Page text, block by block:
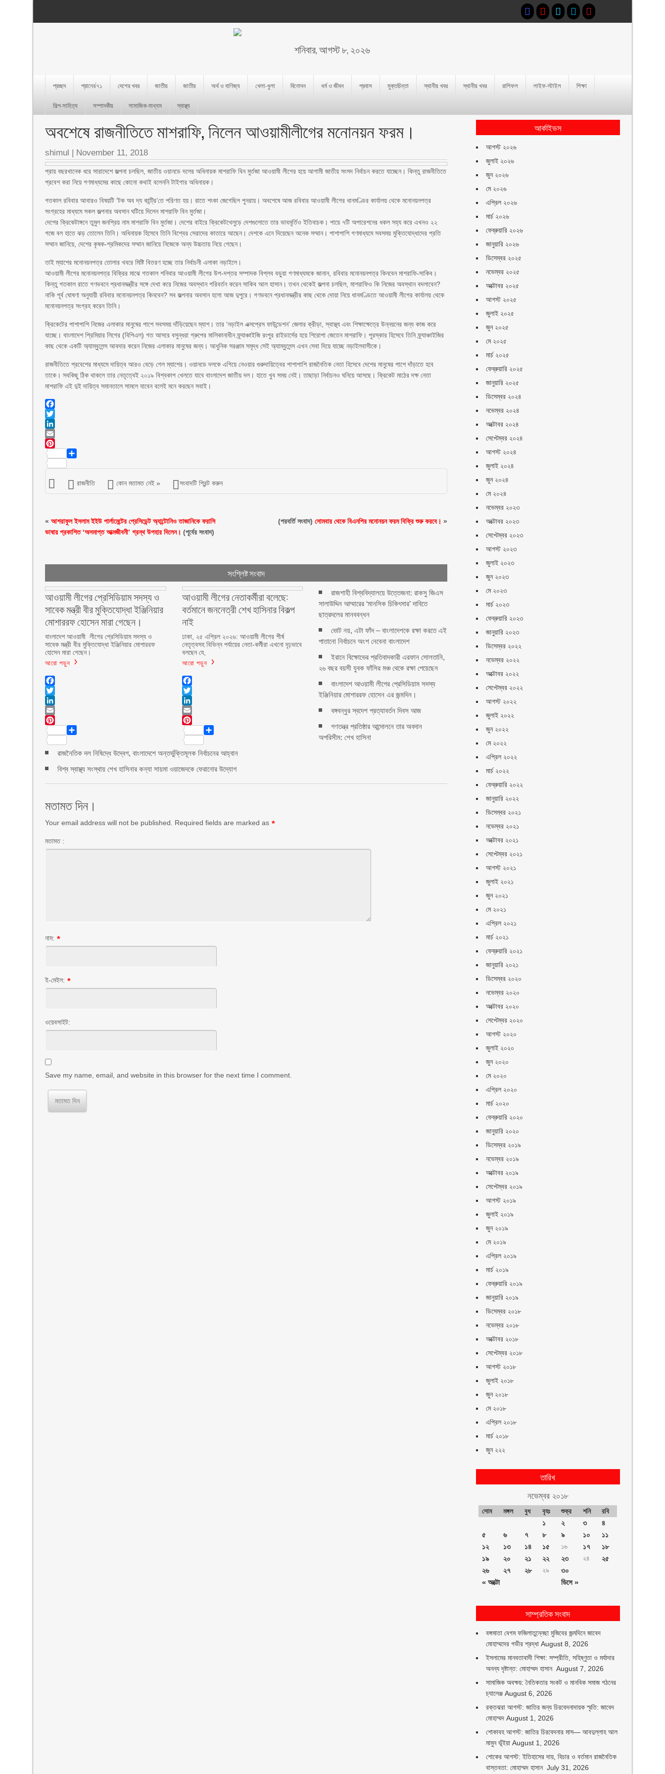
শনিবার, আগস্ট ৮, ২০২৬
প্রচ্ছদ প্রানের’৭১ দেশের খবর জাতীয় জাতীয় অর্থ ও বাণিজ্য খেলা-ধুলা বিনোদন ধর্ম ও জীবন প্রবাস মুক্তচিন্তা স্থানীয় খবর স্থানীয় খবর রাশিফল লাইফ-স্টাইল
শিক্ষা
শিল্প-সাহিত্য
সম্পাদকীয় সামাজিক-মাধ্যম স্বাস্থ্য
অবশেষে রাজনীতিতে মাশরাফি, নিলেন আওয়ামীলীগের মনোনয়ন ফরম।
shimul | November 11, 2018
প্রায় বছরখানেক ধরে সারাদেশে জল্পনা চলছিল, জাতীয় ওয়ানডে দলের অধিনায়ক মাশরাফি বিন মুর্তজা আওয়ামী লীগের হয়ে আগামী জাতীয় সংসদ নির্বাচন করতে যাচ্ছেন। কিন্তু রাজনীতিতে
প্রবেশ করা নিয়ে গণমাধ্যমের কাছে কোনো কথাই বলেননি টাইগার অধিনায়ক।
গতকাল রবিবার আবারও বিষয়টি ‘টক অব দ্য কান্ট্রি’তে পরিণত হয়। রাতে শংকা জেগেছিল পুনরায়। অবশেষে আজ রবিবার আওয়ামী লীগের ধানমণ্ডির কার্যালয় থেকে মনোনয়নপত্র
সংগ্রহের মাধ্যমে সকল জল্পনার অবসান ঘটিয়ে দিলেন মাশরাফি বিন মুর্তজা।
দেশের ক্রিকেটাঙ্গনে তুমুল জনপ্রিয় নাম মাশরাফি বিন মুর্তজা। দেশের বাইরে ক্রিকেটখেলুড়ে দেশগুলোতে তার ভাবমূর্তিও ইতিবাচক। পায়ে ৭টি অপারেশনের ধকল সহ্য করে এখনও ২২
গজে বল হাতে ঝড় তোলেন তিনি। অধিনায়ক হিসেবে তিনি বিশ্বের সেরাদের কাতারে আছেন। দেশকে এনে দিয়েছেন অনেক সম্মান। পাশাপাশি গণমাধ্যমে সবসময় মুক্তিযোদ্ধাদের প্রতি
সম্মান জানিয়ে, দেশের কৃষক-শ্রমিকদের সম্মান জানিয়ে নিজেকে অন্য উচ্চতায় নিয়ে গেছেন।
তাই ম্যাশের মনোনয়নপত্র তোলার খবরে মিষ্টি বিতরণ হচ্ছে তার নির্বাচনী এলাকা নড়াইলে।
আওয়ামী লীগের মনোনয়নপত্র বিক্রির মাঝে গতকাল শনিবার আওয়ামী লীগের উপ-দপ্তর সম্পাদক বিপ্লব বড়ুয়া গণমাধ্যমকে জানান, রবিবার মনোনয়নপত্র কিনবেন মাশরাফি-সাকিব।
কিন্তু গতকাল রাতে গণভবনে প্রধানমন্ত্রীর সঙ্গে দেখা করে নিজের অবস্থান পরিবর্তন করেন সাকিব আল হাসান। তখন থেকেই জল্পনা চলছিল, মাশরাফিও কি নিজের অবস্থান বদলাবেন?
নাকি পূর্ব ঘোষণা অনুযায়ী রবিবার মনোনয়নপত্র কিনবেন? সব জল্পনার অবসান হলো আজ দুপুরে। গণভবনে প্রধানমন্ত্রীর কাছ থেকে দোয়া নিয়ে ধানমণ্ডিতে আওয়ামী লীগের কার্যালয় থেকে
মনোনয়নপত্র সংগ্রহ করেন তিনি।
ক্রিকেটের পাশাপাশি নিজের এলাকার মানুষের পাশে সবসময় দাঁড়িয়েছেন ম্যাশ। তার ‘নড়াইল এক্সপ্রেস ফাউন্ডেশন’ জেলার ক্রীড়া, স্বাস্থ্য এবং শিক্ষাক্ষেত্রে উন্নয়নের জন্য কাজ করে
যাচ্ছে। বাংলাদেশ প্রিমিয়ার লিগের (বিপিএল) গত আসরে বসুন্ধরা গ্রুপের মালিকানাধীন ফ্র্যাঞ্চাইজি রংপুর রাইডার্সের হয়ে শিরোপা জেতেন মাশরাফি। পুরস্কার হিসেবে তিনি ফ্র্যাঞ্চাইজির
কাছ থেকে একটি অ্যাম্বুলেন্স আবদার করেন নিজের এলাকার মানুষের জন্য। আধুনিক সরঞ্জাম সমৃদ্ধ সেই অ্যাম্বুলেন্স এখন সেবা দিয়ে যাচ্ছে নড়াইলবাসীকে।
রাজনীতিতে প্রবেশের মাধ্যমে দায়িত্ব আরও বেড়ে গেল ম্যাশের। ওয়ানডে দলকে এগিয়ে নেওয়ার গুরুদায়িত্বের পাশাপাশি রাজনৈতিক নেতা হিসেবে দেশের মানুষের পাশে দাঁড়াতে হবে
তাকে। সবকিছু ঠিক থাকলে তার নেতৃত্বেই ২০১৯ বিশ্বকাপ খেলতে যাবে বাংলাদেশ জাতীয় দল। হাতে খুব সময় নেই। তাছাড়া নির্বাচনও ঘনিয়ে আসছে। ক্রিকেট মাঠের দক্ষ নেতা
মাশরাফি এই দুই দায়িত্ব সমানতালে সামলে যাবেন বলেই মনে করছেন সবাই।
Facebook
Twitter
LinkedIn
Email
Pinterest
রাজনীতি কোন মতামত নেই » সংবাদটি প্রিন্ট করুন
«আশরাফুল ইসলাম ইইউ পার্লামেন্টের প্রেসিডেন্ট অ্যান্টোনিও তাজানিকে ফরাসি
ভাষায় প্রকাশিত ‘অসমাপ্ত আত্মজীবনী’ গ্রন্থ উপহার দিলেন। (পূর্বের সংবাদ)
(পরবর্তি সংবাদ)সোমবার থেকে বিএনপির মনোনয়ন ফরম বিক্রি শুরু করবে। »
সংশ্লিষ্ট সংবাদ
আওয়ামী লীগের প্রেসিডিয়াম সদস্য ও
সাবেক মন্ত্রী বীর মুক্তিযোদ্ধা ইঞ্জিনিয়ার
মোশাররফ হোসেন মারা গেছেন।
বাংলাদেশ আওয়ামী লীগের প্রেসিডিয়াম সদস্য ও
সাবেক মন্ত্রী বীর মুক্তিযোদ্ধা ইঞ্জিনিয়ার মোশাররফ
হোসেন মারা গেছেন।
আরো পড়ুন
Facebook
Twitter
LinkedIn
Email
Pinterest
আওয়ামী লীগের নেতাকর্মীরা বলেছে:
বর্তমানে জননেত্রী শেখ হাসিনার বিকল্প
নাই
ঢাকা, ২৫ এপ্রিল ২০২৬: আওয়ামী লীগের শীর্ষ
নেতৃত্বসহ বিভিন্ন পর্যায়ের নেতা-কর্মীরা এখনো দৃঢ়ভাবে
বলছেন যে,
আরো পড়ুন
Facebook
Twitter
LinkedIn
Email
Pinterest
রাজশাহী বিশ্ববিদ্যালয়ে উত্তেজনা: রাকসু জিএস
সালাউদ্দিন আম্মারের ‘মানসিক চিকিৎসার’ দাবিতে
ছাত্রদলের মানববন্ধন
ভোট নয়, এটা ফাঁদ – বাংলাদেশকে রক্ষা করতে এই
পাতানো নির্বাচনে অংশ নেবেনা বাংলাদেশ
ইরানে বিক্ষোভের প্রতিবাদকারী এরফান সোলতানি,
২৬ বছর বয়সী যুবক ফাঁসির মঞ্চ থেকে রক্ষা পেয়েছেন
বাংলাদেশ আওয়ামী লীগের প্রেসিডিয়াম সদস্য
ইঞ্জিনিয়ার মোশাররফ হোসেন এর জন্মদিন।
বঙ্গবন্ধুর স্বদেশ প্রত্যাবর্তন দিবস আজ
গণতন্ত্র প্রতিষ্ঠার আন্দোলনে তার অবদান
অপরিসীম: শেখ হাসিনা
রাজনৈতিক দল নিষিদ্ধে উদ্বেগ, বাংলাদেশে অন্তর্ভুক্তিমূলক নির্বাচনের আহ্বান
বিশ্ব স্বাস্থ্য সংস্থায় শেখ হাসিনার কন্যা সায়মা ওয়াজেদকে ফেরানোর উদ্যোগ
মতামত দিন।
Your email address will not be published. Required fields are marked as *
মতামত :
নাম: *
ই-মেইল: *
ওয়েবসাইট:
Save my name, email, and website in this browser for the next time I comment.
আর্কাইভস
আগস্ট ২০২৬
জুলাই ২০২৬
জুন ২০২৬
মে ২০২৬
এপ্রিল ২০২৬
মার্চ ২০২৬
ফেব্রুয়ারি ২০২৬
জানুয়ারি ২০২৬
ডিসেম্বর ২০২৫
নভেম্বর ২০২৫
অক্টোবর ২০২৫
আগস্ট ২০২৫
জুলাই ২০২৫
জুন ২০২৫
মে ২০২৫
মার্চ ২০২৫
ফেব্রুয়ারি ২০২৫
জানুয়ারি ২০২৫
ডিসেম্বর ২০২৪
নভেম্বর ২০২৪
অক্টোবর ২০২৪
সেপ্টেম্বর ২০২৪
আগস্ট ২০২৪
জুলাই ২০২৪
জুন ২০২৪
মে ২০২৪
নভেম্বর ২০২৩
অক্টোবর ২০২৩
সেপ্টেম্বর ২০২৩
আগস্ট ২০২৩
জুলাই ২০২৩
জুন ২০২৩
মে ২০২৩
মার্চ ২০২৩
ফেব্রুয়ারি ২০২৩
জানুয়ারি ২০২৩
ডিসেম্বর ২০২২
নভেম্বর ২০২২
অক্টোবর ২০২২
সেপ্টেম্বর ২০২২
আগস্ট ২০২২
জুলাই ২০২২
জুন ২০২২
মে ২০২২
এপ্রিল ২০২২
মার্চ ২০২২
ফেব্রুয়ারি ২০২২
জানুয়ারি ২০২২
ডিসেম্বর ২০২১
নভেম্বর ২০২১
অক্টোবর ২০২১
সেপ্টেম্বর ২০২১
আগস্ট ২০২১
জুলাই ২০২১
জুন ২০২১
মে ২০২১
এপ্রিল ২০২১
মার্চ ২০২১
ফেব্রুয়ারি ২০২১
জানুয়ারি ২০২১
ডিসেম্বর ২০২০
নভেম্বর ২০২০
অক্টোবর ২০২০
সেপ্টেম্বর ২০২০
আগস্ট ২০২০
জুলাই ২০২০
জুন ২০২০
মে ২০২০
এপ্রিল ২০২০
মার্চ ২০২০
ফেব্রুয়ারি ২০২০
জানুয়ারি ২০২০
ডিসেম্বর ২০১৯
নভেম্বর ২০১৯
অক্টোবর ২০১৯
সেপ্টেম্বর ২০১৯
আগস্ট ২০১৯
জুলাই ২০১৯
জুন ২০১৯
মে ২০১৯
এপ্রিল ২০১৯
মার্চ ২০১৯
ফেব্রুয়ারি ২০১৯
জানুয়ারি ২০১৯
ডিসেম্বর ২০১৮
নভেম্বর ২০১৮
অক্টোবর ২০১৮
সেপ্টেম্বর ২০১৮
আগস্ট ২০১৮
জুলাই ২০১৮
জুন ২০১৮
মে ২০১৮
এপ্রিল ২০১৮
মার্চ ২০১৮
জুন ২২২
তারিখ
নভেম্বর ২০১৮
সোম মঙ্গল বুধ বৃহঃ শুক্র শনি রবি
« অক্টো ডিসে »
১ ২ ৩
৪
৫
৬ ৭ ৮ ৯ ১০
১১
১২
১৩ ১৪ ১৫ ১৬ ১৭
১৮
১৯
২০ ২১ ২২ ২৩ ২৪
২৫
২৬
২৭ ২৮ ২৯ ৩০
সাম্প্রতিক সংবাদ
বঙ্গমাতা বেগম ফজিলাতুন্নেছা মুজিবের জন্মদিনে জাবেদ
মোহাম্মদের গভীর শ্রদ্ধা August 8, 2026
ইসলামের মানবতাবাদী শিক্ষা: সম্প্রীতি, সহিষ্ণুতা ও মর্যাদার
অনন্য দৃষ্টান্ত: মোহাম্মদ হাসান August 7, 2026
সামাজিক অবক্ষয়: নৈতিকতার সংকট ও মানবিক সমাজ গঠনের
চ্যালেঞ্জ August 6, 2026
রক্তঝরা আগস্ট: জাতির জন্য চিরবেদনাদায়ক স্মৃতি: জাবেদ
মোহাম্মদ August 1, 2026
শোকাবহ আগস্ট: জাতির চিরবেদনার মাস— আবদুল্লাহ আল
মামুন ভূঁইয়া August 1, 2026
শোকের আগস্ট: ইতিহাসের দায়, বিচার ও বর্তমান রাজনৈতিক
বাস্তবতা: মোহাম্মদ হাসান July 31, 2026